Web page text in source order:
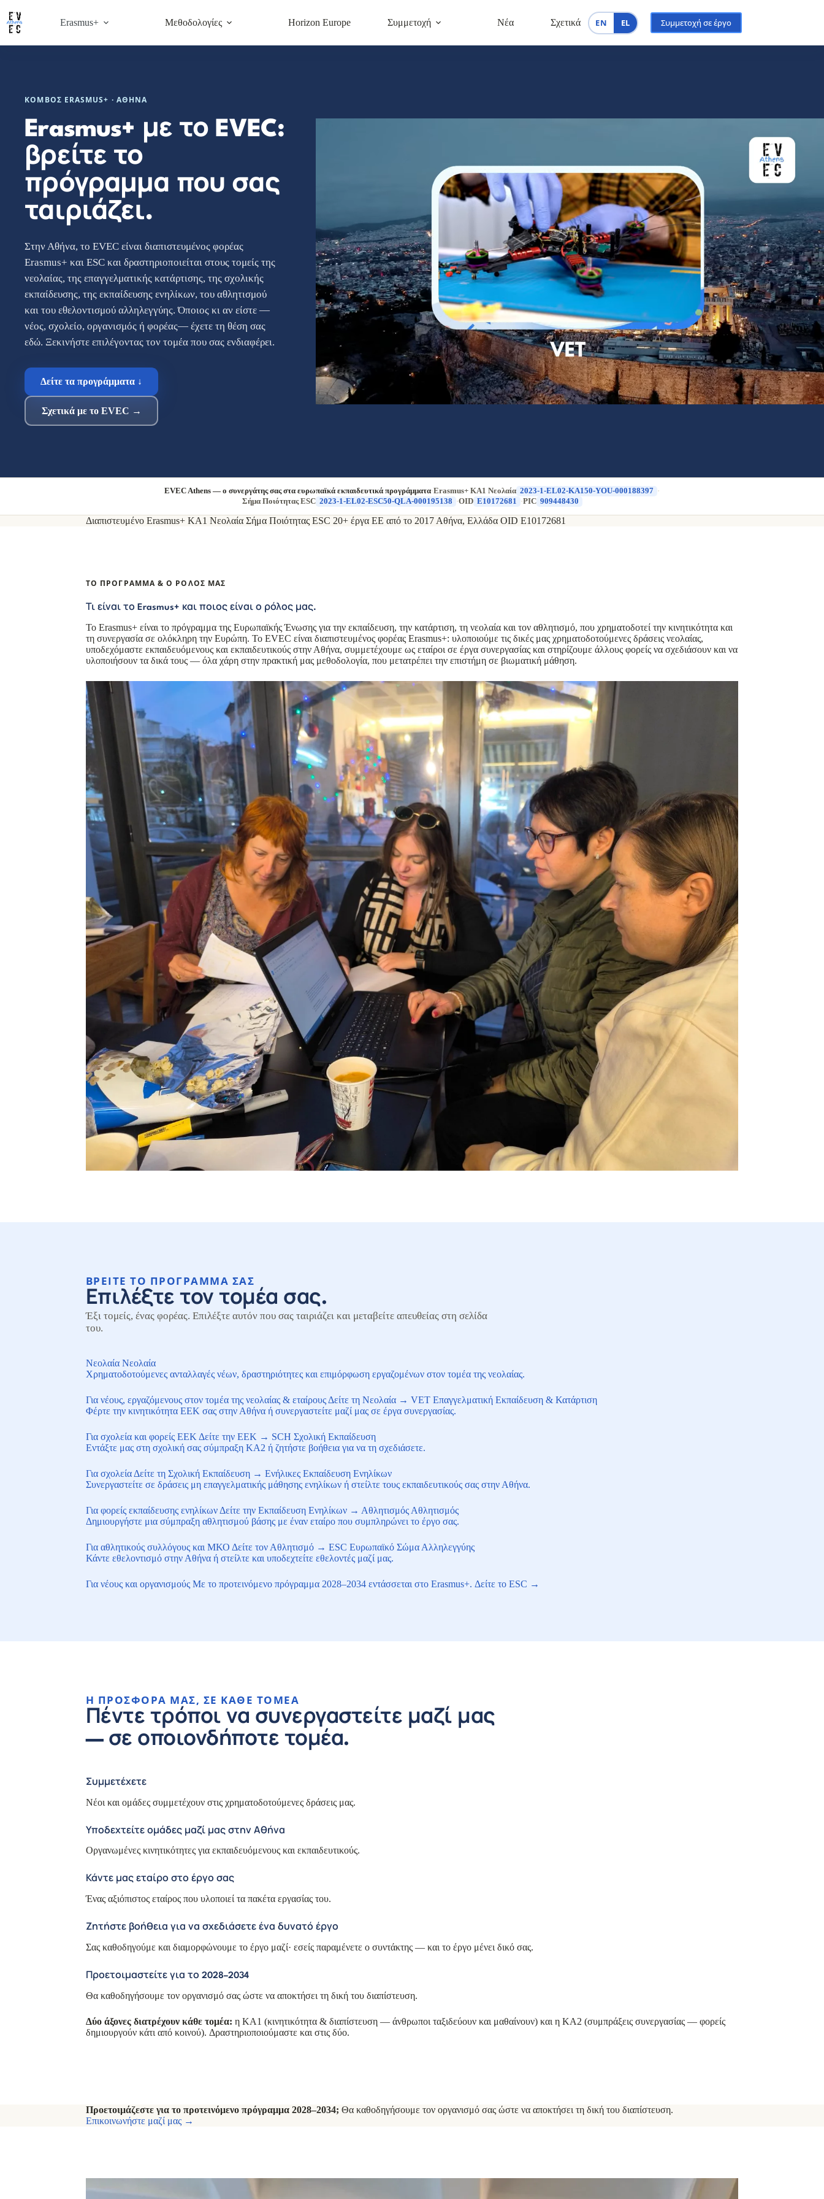
στο
περιεχόμενο
Erasmus+ Μεθοδολογίες Horizon Europe Συμμετοχή Νέα Σχετικά EN EL Συμμετοχή σε έργο
ΚΌΜΒΟΣ ERASMUS+ · ΑΘΉΝΑ
Erasmus+ με το EVEC:
βρείτε το
πρόγραμμα που σας
ταιριάζει.
Στην Αθήνα, το EVEC είναι διαπιστευμένος φορέας
Erasmus+ και ESC και δραστηριοποιείται στους τομείς της
νεολαίας, της επαγγελματικής κατάρτισης, της σχολικής
εκπαίδευσης, της εκπαίδευσης ενηλίκων, του αθλητισμού
και του εθελοντισμού αλληλεγγύης. Όποιος κι αν είστε —
νέος, σχολείο, οργανισμός ή φορέας— έχετε τη θέση σας
εδώ. Ξεκινήστε επιλέγοντας τον τομέα που σας ενδιαφέρει.
Δείτε τα προγράμματα ↓
Σχετικά με το EVEC →
EVEC Athens — ο συνεργάτης σας στα ευρωπαϊκά εκπαιδευτικά προγράμματα·Erasmus+ KA1 Νεολαία 2023-1-EL02-KA150-YOU-000188397 ·
Σήμα Ποιότητας ESC 2023-1-EL02-ESC50-QLA-000195138 ·OID E10172681 ·PIC 909448430
Διαπιστευμένο Erasmus+ KA1 Νεολαία Σήμα Ποιότητας ESC 20+ έργα ΕΕ από το 2017 Αθήνα, Ελλάδα OID E10172681
ΤΟ ΠΡΌΓΡΑΜΜΑ & Ο ΡΌΛΟΣ ΜΑΣ
Τι είναι το Erasmus+ και ποιος είναι ο ρόλος μας.
Το Erasmus+ είναι το πρόγραμμα της Ευρωπαϊκής Ένωσης για την εκπαίδευση, την κατάρτιση, τη νεολαία και τον αθλητισμό, που χρηματοδοτεί την κινητικότητα και
τη συνεργασία σε ολόκληρη την Ευρώπη. Το EVEC είναι διαπιστευμένος φορέας Erasmus+: υλοποιούμε τις δικές μας χρηματοδοτούμενες δράσεις νεολαίας,
υποδεχόμαστε εκπαιδευόμενους και εκπαιδευτικούς στην Αθήνα, συμμετέχουμε ως εταίροι σε έργα συνεργασίας και στηρίζουμε άλλους φορείς να σχεδιάσουν και να
υλοποιήσουν τα δικά τους — όλα χάρη στην πρακτική μας μεθοδολογία, που μετατρέπει την επιστήμη σε βιωματική μάθηση.
ΒΡΕΊΤΕ ΤΟ ΠΡΌΓΡΑΜΜΆ ΣΑΣ
Επιλέξτε τον τομέα σας.
Έξι τομείς, ένας φορέας. Επιλέξτε αυτόν που σας ταιριάζει και μεταβείτε απευθείας στη σελίδα
του.
Νεολαία Νεολαία
Χρηματοδοτούμενες ανταλλαγές νέων, δραστηριότητες και επιμόρφωση εργαζομένων στον τομέα της νεολαίας.
Για νέους, εργαζόμενους στον τομέα της νεολαίας & εταίρους Δείτε τη Νεολαία → VET Επαγγελματική Εκπαίδευση & Κατάρτιση
Φέρτε την κινητικότητα ΕΕΚ σας στην Αθήνα ή συνεργαστείτε μαζί μας σε έργα συνεργασίας.
Για σχολεία και φορείς ΕΕΚ Δείτε την ΕΕΚ → SCH Σχολική Εκπαίδευση
Εντάξτε μας στη σχολική σας σύμπραξη KA2 ή ζητήστε βοήθεια για να τη σχεδιάσετε.
Για σχολεία Δείτε τη Σχολική Εκπαίδευση → Ενήλικες Εκπαίδευση Ενηλίκων
Συνεργαστείτε σε δράσεις μη επαγγελματικής μάθησης ενηλίκων ή στείλτε τους εκπαιδευτικούς σας στην Αθήνα.
Για φορείς εκπαίδευσης ενηλίκων Δείτε την Εκπαίδευση Ενηλίκων → Αθλητισμός Αθλητισμός
Δημιουργήστε μια σύμπραξη αθλητισμού βάσης με έναν εταίρο που συμπληρώνει το έργο σας.
Για αθλητικούς συλλόγους και ΜΚΟ Δείτε τον Αθλητισμό → ESC Ευρωπαϊκό Σώμα Αλληλεγγύης
Κάντε εθελοντισμό στην Αθήνα ή στείλτε και υποδεχτείτε εθελοντές μαζί μας.
Για νέους και οργανισμούς Με το προτεινόμενο πρόγραμμα 2028–2034 εντάσσεται στο Erasmus+. Δείτε το ESC →
Η ΠΡΟΣΦΟΡΆ ΜΑΣ, ΣΕ ΚΆΘΕ ΤΟΜΈΑ
Πέντε τρόποι να συνεργαστείτε μαζί μας
— σε οποιονδήποτε τομέα.
Συμμετέχετε
Νέοι και ομάδες συμμετέχουν στις χρηματοδοτούμενες δράσεις μας.
Υποδεχτείτε ομάδες μαζί μας στην Αθήνα
Οργανωμένες κινητικότητες για εκπαιδευόμενους και εκπαιδευτικούς.
Κάντε μας εταίρο στο έργο σας
Ένας αξιόπιστος εταίρος που υλοποιεί τα πακέτα εργασίας του.
Ζητήστε βοήθεια για να σχεδιάσετε ένα δυνατό έργο
Σας καθοδηγούμε και διαμορφώνουμε το έργο μαζί· εσείς παραμένετε ο συντάκτης — και το έργο μένει δικό σας.
Προετοιμαστείτε για το 2028–2034
Θα καθοδηγήσουμε τον οργανισμό σας ώστε να αποκτήσει τη δική του διαπίστευση.
Δύο άξονες διατρέχουν κάθε τομέα: η KA1 (κινητικότητα & διαπίστευση — άνθρωποι ταξιδεύουν και μαθαίνουν) και η KA2 (συμπράξεις συνεργασίας — φορείς
δημιουργούν κάτι από κοινού). Δραστηριοποιούμαστε και στις δύο.
Προετοιμάζεστε για το προτεινόμενο πρόγραμμα 2028–2034; Θα καθοδηγήσουμε τον οργανισμό σας ώστε να αποκτήσει τη δική του διαπίστευση.
Επικοινωνήστε μαζί μας →